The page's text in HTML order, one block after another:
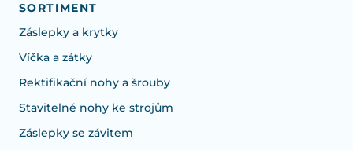
SORTIMENT
Záslepky a krytky
Víčka a zátky
Rektifikační nohy a šrouby
Stavitelné nohy ke strojům
Záslepky se závitem